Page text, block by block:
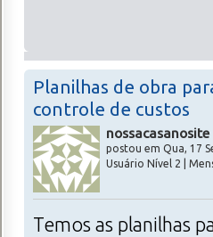
Planilhas de obra
controle de custos
nossacasanosite
postou em Qua, 17
Usuário Nível 2 |
Temos as planilhas